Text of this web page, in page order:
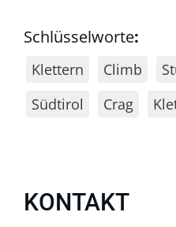
Schlüsselworte:
Klettern Climb
Südtirol
Crag
KONTAKT